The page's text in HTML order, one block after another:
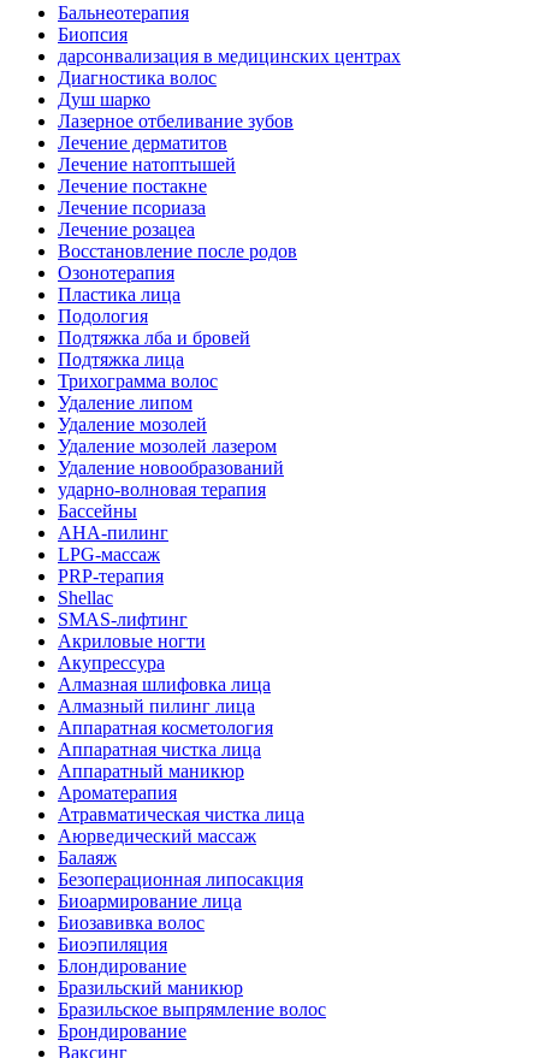
Бальнеотерапия
Биопсия
дарсонвализация в медицинских центрах
Диагностика волос
Душ шарко
Лазерное отбеливание зубов
Лечение дерматитов
Лечение натоптышей
Лечение постакне
Лечение псориаза
Лечение розацеа
Восстановление после родов
Озонотерапия
Пластика лица
Подология
Подтяжка лба и бровей
Подтяжка лица
Трихограмма волос
Удаление липом
Удаление мозолей
Удаление мозолей лазером
Удаление новообразований
ударно-волновая терапия
Бассейны
AHA-пилинг
LPG-массаж
PRP-терапия
Shellac
SMAS-лифтинг
Акриловые ногти
Акупрессура
Алмазная шлифовка лица
Алмазный пилинг лица
Аппаратная косметология
Аппаратная чистка лица
Аппаратный маникюр
Ароматерапия
Атравматическая чистка лица
Аюрведический массаж
Балаяж
Безоперационная липосакция
Биоармирование лица
Биозавивка волос
Биоэпиляция
Блондирование
Бразильский маникюр
Бразильское выпрямление волос
Брондирование
Ваксинг